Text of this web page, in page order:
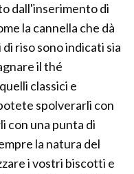
dall'inserimento di
la cannella che dà
riso sono indicati sia
il thé
classici e
spolverarli con
con una punta di
la natura del
i vostri biscotti e